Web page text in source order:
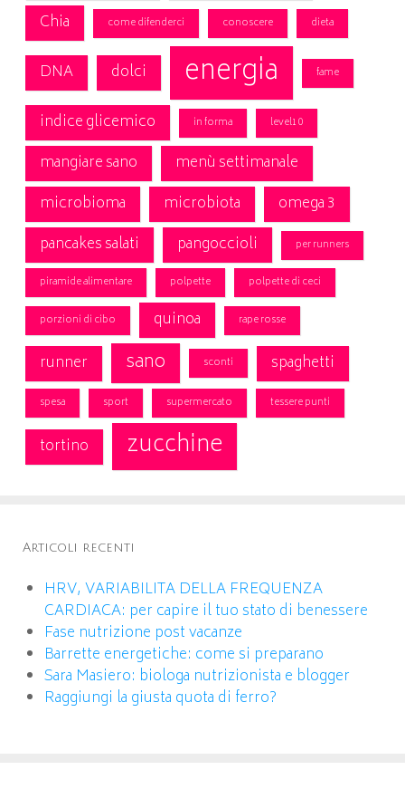
Chia come difenderci conoscere dieta
DNA dolci energia fame
indice glicemico in forma level10
mangiare sano
menù settimanale
microbioma
microbiota
omega 3
pancakes salati
pangoccioli per runners
piramide alimentare polpette polpette di ceci
porzioni di cibo quinoa rape rosse
runner sano sconti spaghetti
spesa sport supermercato tessere punti
tortino zucchine
Articoli recenti
HRV, VARIABILITA DELLA FREQUENZA
CARDIACA: per capire il tuo stato di benessere
Fase nutrizione post vacanze
Barrette energetiche: come si preparano
Sara Masiero: biologa nutrizionista e blogger
Raggiungi la giusta quota di ferro?